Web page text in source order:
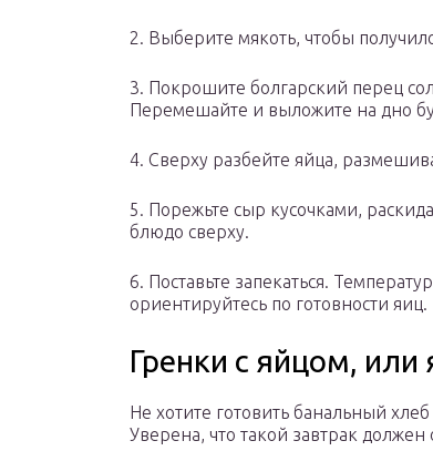
2. Выберите мякоть, чтобы
3. Покрошите болгарский перец
Перемешайте и выложите на дно
4. Сверху разбейте яйца,
5. Порежьте сыр кусочками,
блюдо сверху.
6. Поставьте запекаться.
ориентируйтесь по готовности яиц.
Гренки с яйцом, или
Не хотите готовить банальный
Уверена, что такой завтрак должен